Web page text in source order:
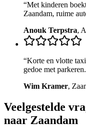
“Met kinderen
Zaandam, ruime
Anouk Terpstra,
“Korte en vlotte
gedoe met parkeren.
Wim Kramer,
Veelgestelde
naar Zaandam